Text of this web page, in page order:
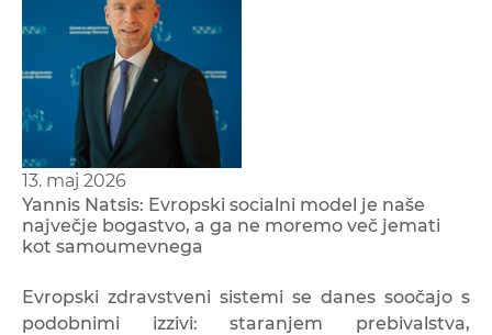
13. maj 2026
Yannis Natsis: Evropski socialni model je naše
največje bogastvo, a ga ne moremo več jemati
kot samoumevnega
Evropski zdravstveni sistemi se danes soočajo s
podobnimi izzivi: staranjem prebivalstva,